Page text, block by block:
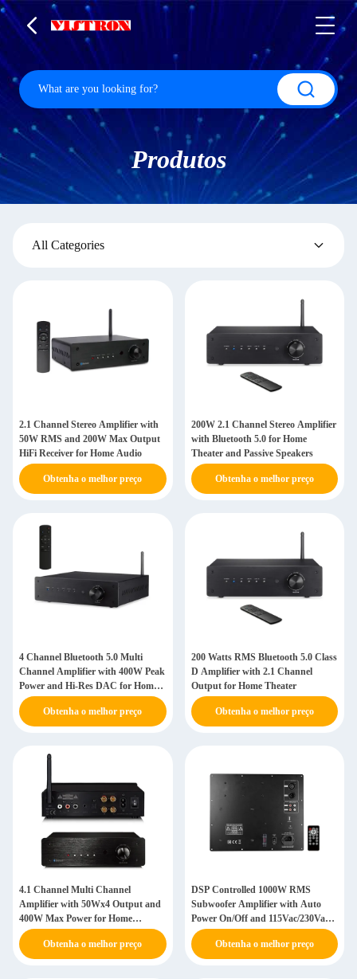
Produtos
All Categories
2.1 Channel Stereo Amplifier with
50W RMS and 200W Max Output
HiFi Receiver for Home Audio
Obtenha o melhor preço
200W 2.1 Channel Stereo Amplifier
with Bluetooth 5.0 for Home
Theater and Passive Speakers
Obtenha o melhor preço
4 Channel Bluetooth 5.0 Multi
Channel Amplifier with 400W Peak
Power and Hi-Res DAC for Home
Theater
Obtenha o melhor preço
200 Watts RMS Bluetooth 5.0 Class
D Amplifier with 2.1 Channel
Output for Home Theater
Obtenha o melhor preço
4.1 Channel Multi Channel
Amplifier with 50Wx4 Output and
400W Max Power for Home
Theater
Obtenha o melhor preço
DSP Controlled 1000W RMS
Subwoofer Amplifier with Auto
Power On/Off and 115Vac/230Vac
Switchable
Obtenha o melhor preço